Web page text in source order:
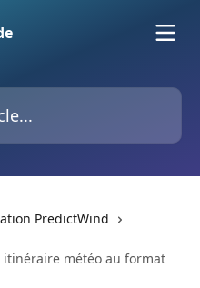
PredictWind
météo au format